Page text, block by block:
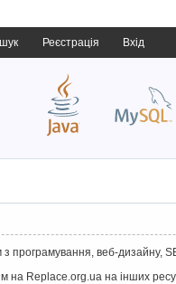
Реєстрація Вхід
програмування, веб-дизайну,
на Replace.org.ua на інших